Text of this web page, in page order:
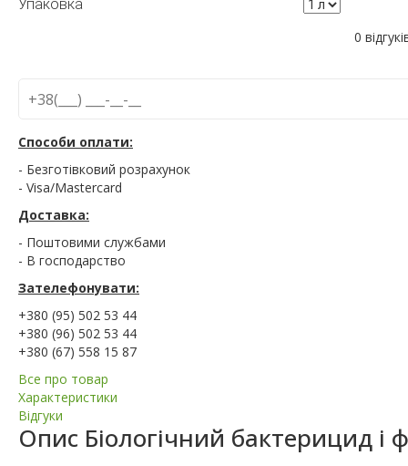
Упаковка
0
Способи оплати:
- Безготівковий розрахунок
- Visa/Mastercard
Доставка:
- Поштовими службами
- В господарство
Зателефонувати:
+380 (95) 502 53 44
+380 (96) 502 53 44
+380 (67) 558 15 87
Все про товар
Характеристики
Відгуки
Опис Біологічний бактерицид і